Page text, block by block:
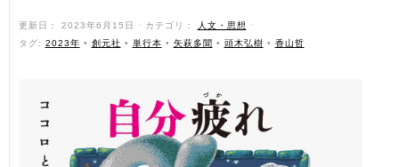
更新日： 2023年6月15日 ˑ カテゴリ： 人文・思想
ˑ
タグ: 2023年 • 創元社 • 単行本 • 矢萩多聞 • 頭木弘樹 • 香山哲